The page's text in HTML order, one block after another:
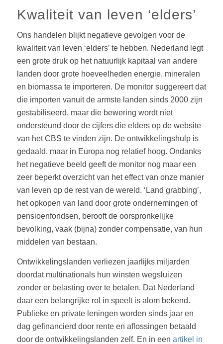
Kwaliteit van leven ‘elders’
Ons handelen blijkt negatieve gevolgen voor de
kwaliteit van leven ‘elders’ te hebben. Nederland legt
een grote druk op het natuurlijk kapitaal van andere
landen door grote hoeveelheden energie, mineralen
en biomassa te importeren. De monitor suggereert dat
die importen vanuit de armste landen sinds 2000 zijn
gestabiliseerd, maar die bewering wordt niet
ondersteund door de cijfers die elders op de website
van het CBS te vinden zijn. De ontwikkelingshulp is
gedaald, maar in Europa nog relatief hoog. Ondanks
het negatieve beeld geeft de monitor nog maar een
zeer beperkt overzicht van het effect van onze manier
van leven op de rest van de wereld. ‘Land grabbing’,
het opkopen van land door grote ondernemingen of
pensioenfondsen, berooft de oorspronkelijke
bevolking, vaak (bijna) zonder compensatie, van hun
middelen van bestaan.
Ontwikkelingslanden verliezen jaarlijks miljarden
doordat multinationals hun winsten wegsluizen
zonder er belasting over te betalen. Dat Nederland
daar een belangrijke rol in speelt is alom bekend.
Publieke en private leningen worden sinds jaar en
dag gefinancierd door rente en aflossingen betaald
door de ontwikkelingslanden zelf. En in een artikel in